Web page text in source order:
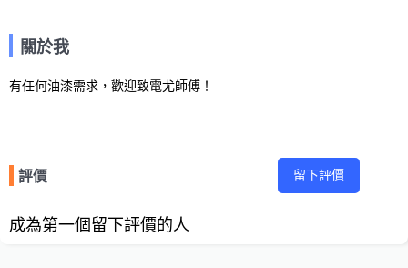
關於我
有任何油漆需求，歡迎致電尤師傅！
評價 留下評價
成為第一個留下評價的人